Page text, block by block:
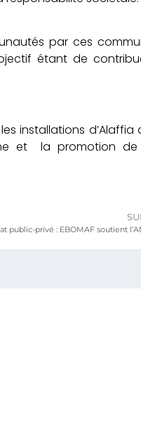
par ces
étant de
installations d’Alaffia
et la promotion de
public-privé : EBOMAF soutient